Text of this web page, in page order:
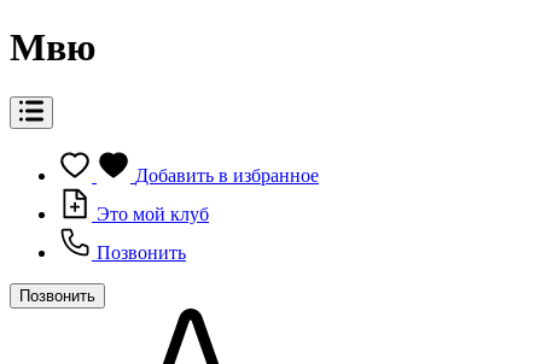
Мвю
Добавить в избранное
Это мой клуб
Позвонить
Позвонить